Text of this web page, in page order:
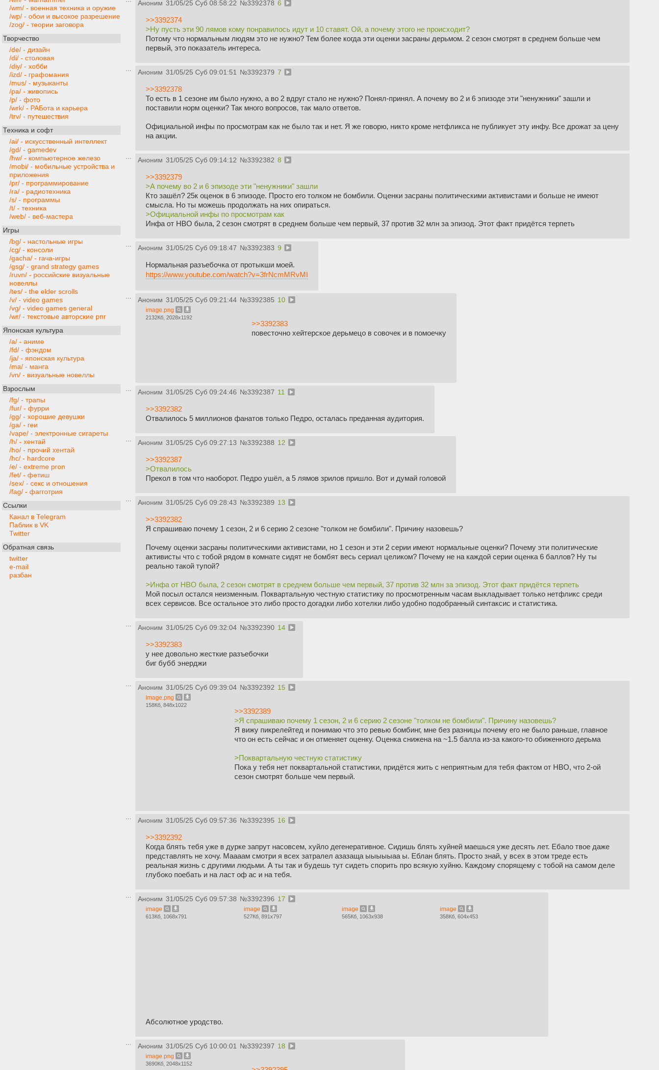
/wm/ - военная техника и оружие
/wp/ - обои и высокое разрешение
/zog/ - теории заговора
Творчество
/de/ - дизайн
/di/ - столовая
/diy/ - хобби
/izd/ - графомания
/mus/ - музыканты
/pa/ - живопись
/p/ - фото
/wrk/ - РАБота и карьера
/trv/ - путешествия
Техника и софт
/ai/ - искусственный интеллект
/gd/ - gamedev
/hw/ - компьютерное железо
/mobi/ - мобильные устройства и
приложения
/pr/ - программирование
/ra/ - радиотехника
/s/ - программы
/t/ - техника
/web/ - веб-мастера
Игры
/bg/ - настольные игры
/cg/ - консоли
/gacha/ - гача-игры
/gsg/ - grand strategy games
/ruvn/ - российские визуальные
новеллы
/tes/ - the elder scrolls
/v/ - video games
/vg/ - video games general
/wr/ - текстовые авторские рпг
Японская культура
/a/ - аниме
/fd/ - фэндом
/ja/ - японская культура
/ma/ - манга
/vn/ - визуальные новеллы
Взрослым
/fg/ - трапы
/fur/ - фурри
/gg/ - хорошие девушки
/ga/ - геи
/vape/ - электронные сигареты
/h/ - хентай
/ho/ - прочий хентай
/hc/ - hardcore
/e/ - extreme pron
/fet/ - фетиш
/sex/ - секс и отношения
/fag/ - фагготрия
Ссылки
Канал в Telegram
Паблик в VK
Twitter
Обратная связь
twitter
e-mail
разбан
Аноним 31/05/25 Суб 08:58:22 №3392378 6
>>3392374
>Ну пусть эти 90 лямов кому понравилось идут и 10 ставят. Ой, а почему этого не происходит?
Потому что нормальным людям это не нужно? Тем более когда эти оценки засраны дерьмом. 2 сезон смотрят в среднем больше чем
первый, это показатель интереса.
Аноним 31/05/25 Суб 09:01:51 №3392379 7
>>3392378
То есть в 1 сезоне им было нужно, а во 2 вдруг стало не нужно? Понял-принял. А почему во 2 и 6 эпизоде эти "ненужники" зашли и
поставили норм оценки? Так много вопросов, так мало ответов.
Официальной инфы по просмотрам как не было так и нет. Я же говорю, никто кроме нетфликса не публикует эту инфу. Все дрожат за цену
на акции.
Аноним 31/05/25 Суб 09:14:12 №3392382 8
>>3392379
>А почему во 2 и 6 эпизоде эти "ненужники" зашли
Кто зашёл? 25к оценок в 6 эпизоде. Просто его толком не бомбили. Оценки засраны политическими активистами и больше не имеют
смысла. Но ты можешь продолжать на них опираться.
>Официальной инфы по просмотрам как
Инфа от HBO была, 2 сезон смотрят в среднем больше чем первый, 37 против 32 млн за эпизод. Этот факт придётся терпеть
Аноним 31/05/25 Суб 09:18:47 №3392383 9
Нормальная разъебочка от протыкши моей.
https://www.youtube.com/watch?v=3frNcmMRvMI
Аноним 31/05/25 Суб 09:21:44 №3392385 10
image.png
2132Кб, 2028x1192
>>3392383
повесточно хейтерское дерьмецо в совочек и в помоечку
Аноним 31/05/25 Суб 09:24:46 №3392387 11
>>3392382
Отвалилось 5 миллионов фанатов только Педро, осталась преданная аудитория.
Аноним 31/05/25 Суб 09:27:13 №3392388 12
>>3392387
>Отвалилось
Прекол в том что наоборот. Педро ушёл, а 5 лямов зрилов пришло. Вот и думай головой
Аноним 31/05/25 Суб 09:28:43 №3392389 13
>>3392382
Я спрашиваю почему 1 сезон, 2 и 6 серию 2 сезоне "толком не бомбили". Причину назовешь?
Почему оценки засраны политическими активистами, но 1 сезон и эти 2 серии имеют нормальные оценки? Почему эти политические
активисты что с тобой рядом в комнате сидят не бомбят весь сериал целиком? Почему не на каждой серии оценка 6 баллов? Ну ты
реально такой тупой?
>Инфа от HBO была, 2 сезон смотрят в среднем больше чем первый, 37 против 32 млн за эпизод. Этот факт придётся терпеть
Мой посыл остался неизменным. Поквартальную честную статистику по просмотренным часам выкладывает только нетфликс среди
всех сервисов. Все остальное это либо просто догадки либо хотелки либо удобно подобранный синтаксис и статистика.
Аноним 31/05/25 Суб 09:32:04 №3392390 14
>>3392383
у нее довольно жесткие разъебочки
биг бубб энерджи
Аноним 31/05/25 Суб 09:39:04 №3392392 15
image.png
158Кб, 848x1022
>>3392389
>Я спрашиваю почему 1 сезон, 2 и 6 серию 2 сезоне "толком не бомбили". Причину назовешь?
Я вижу пикрелейтед и понимаю что это ревью бомбинг, мне без разницы почему его не было раньше, главное
что он есть сейчас и он отменяет оценку. Оценка снижена на ~1.5 балла из-за какого-то обиженного дерьма
>Поквартальную честную статистику
Пока у тебя нет поквартальной статистики, придётся жить с неприятным для тебя фактом от HBO, что 2-ой
сезон смотрят больше чем первый.
Аноним 31/05/25 Суб 09:57:36 №3392395 16
>>3392392
Когда блять тебя уже в дурке запрут насовсем, хуйло дегенеративное. Сидишь блять хуйней маешься уже десять лет. Ебало твое даже
представлять не хочу. Маааам смотри я всех затралел азазаща ыыыыыаа ы. Еблан блять. Просто знай, у всех в этом треде есть
реальная жизнь с другими людьми. А ты так и будешь тут сидеть спорить про всякую хуйню. Каждому спорящему с тобой на самом деле
глубоко поебать и на ласт оф ас и на тебя.
Аноним 31/05/25 Суб 09:57:38 №3392396 17
image
613Кб, 1068x791
image
527Кб, 891x797
image
565Кб, 1063x938
image
358Кб, 604x453
Абсолютное уродство.
Аноним 31/05/25 Суб 10:00:01 №3392397 18
image.png
3690Кб, 2048x1152